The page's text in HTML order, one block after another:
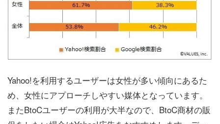
Yahoo!を利用するユーザーは女性が多い傾向にあるた
め、女性にアプローチしやすい媒体となっています。
またBtoCユーザーの利用が大半なので、BtoC商材の販